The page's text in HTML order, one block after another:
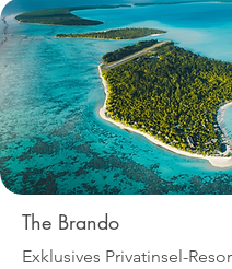
The Brando
Exklusives Privatinsel-